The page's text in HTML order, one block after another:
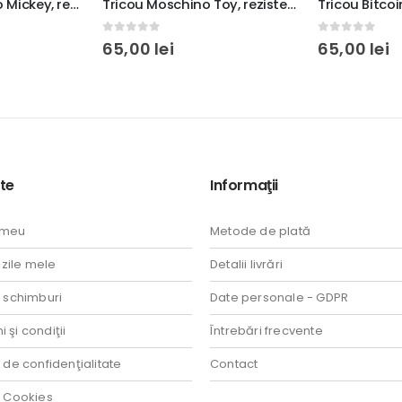
Tricouri Moschino Mickey, rezistente la spălări, bumbac 100%, Regular Fit, culoare alb/negru Tricou Moschino Toy, rezistent la spălări, bumbac 100%, Unisex, Regular fit, culoare alb/negru
0 out of 5
65,00 lei 0 out of 5
65,00 lei
mele
schimburi
şi condiţii
de confidenţialitate
Cookies
Informaţii
Metode de plată
Detalii livrări
Date personale - GDPR
Întrebări frecvente
Contact